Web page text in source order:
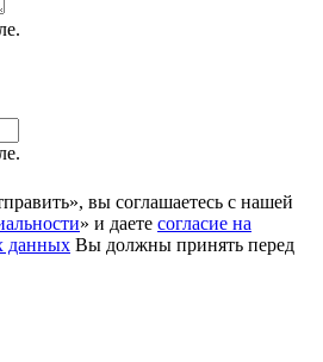
вы соглашаетесь с нашей
» и даете согласие на
данных Вы должны принять перед